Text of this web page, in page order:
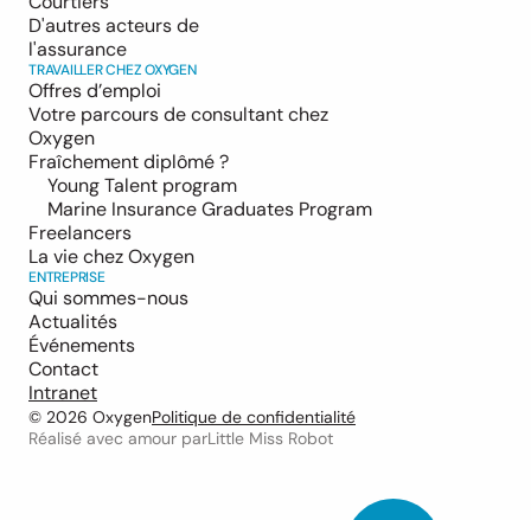
D'autres acteurs de
l'assurance
TRAVAILLER CHEZ OXYGEN
Offres d’emploi
Votre parcours de consultant chez
Oxygen
Fraîchement diplômé ?
Young Talent program
Marine Insurance Graduates Program
Freelancers
La vie chez Oxygen
ENTREPRISE
Qui sommes-nous
Actualités
Événements
Contact
Intranet
© 2026 OxygenPolitique de confidentialité
Réalisé avec amour parLittle Miss Robot